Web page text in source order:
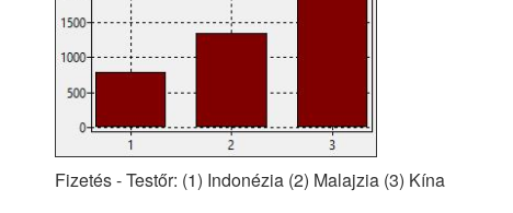
Fizetés - Testőr: (1) Indonézia (2) Malajzia (3) Kína